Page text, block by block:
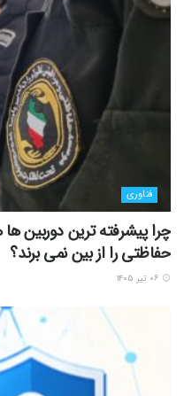
فناوری
چرا پیشرفته ترین دوربین
حفاظتی را از بین نمی برند؟